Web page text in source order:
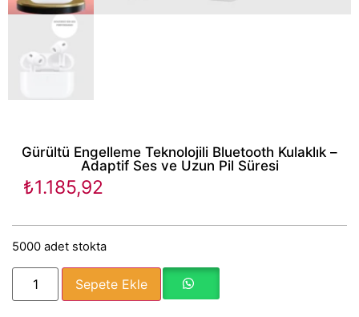
Gürültü Engelleme Teknolojili Bluetooth Kulaklık –
Adaptif Ses ve Uzun Pil Süresi
₺1.185,92
5000 adet stokta
Sepete Ekle